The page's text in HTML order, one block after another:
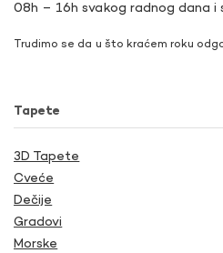
08h – 16h svakog radnog dana i
Trudimo se da u što kraćem roku
Tapete
3D Tapete
Cveće
Dečije
Gradovi
Morske